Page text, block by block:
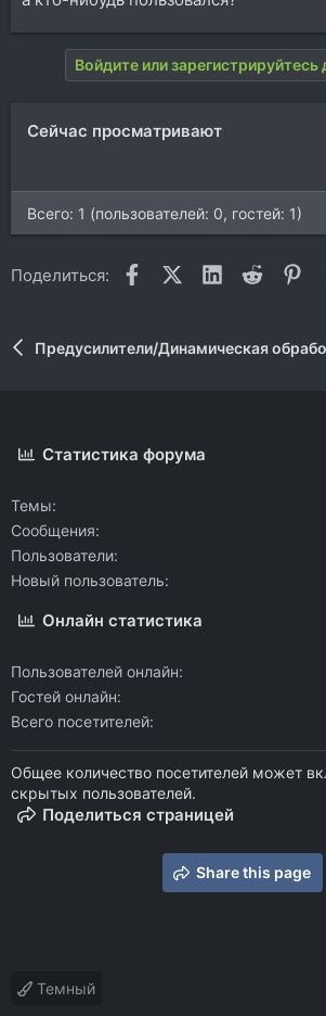
Войдите или зарегистрируйтесь
Сейчас просматривают
Всего: 1 (пользователей: 0, гостей: 1)
Поделиться: FacebookX (Twitter)
LinkedIn
Reddit
Предусилители/Динамическая
Статистика форума
Темы
Сообщения
Пользователи
Новый пользователь
Онлайн статистика
Пользователей онлайн
Гостей онлайн
Всего посетителей
Общее количество посетителей может
скрытых пользователей.
Поделиться страницей
Share this page
Темный